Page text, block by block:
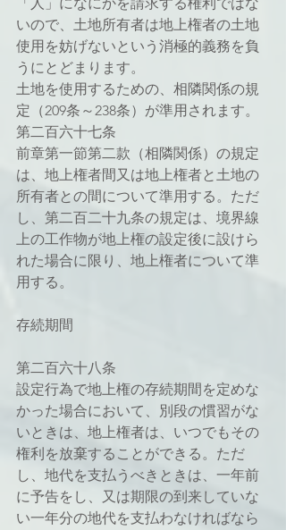
いので、土地所有者は地上権者の土地
使用を妨げないという消極的義務を負
うにとどまります。
土地を使用するための、相隣関係の規
定（209条～238条）が準用されます。
第二百六十七条
前章第一節第二款（相隣関係）の規定
は、地上権者間又は地上権者と土地の
所有者との間について準用する。ただ
し、第二百二十九条の規定は、境界線
上の工作物が地上権の設定後に設けら
れた場合に限り、地上権者について準
用する。
存続期間
第二百六十八条
設定行為で地上権の存続期間を定めな
かった場合において、別段の慣習がな
いときは、地上権者は、いつでもその
権利を放棄することができる。ただ
し、地代を支払うべきときは、一年前
に予告をし、又は期限の到来していな
い一年分の地代を支払わなければなら